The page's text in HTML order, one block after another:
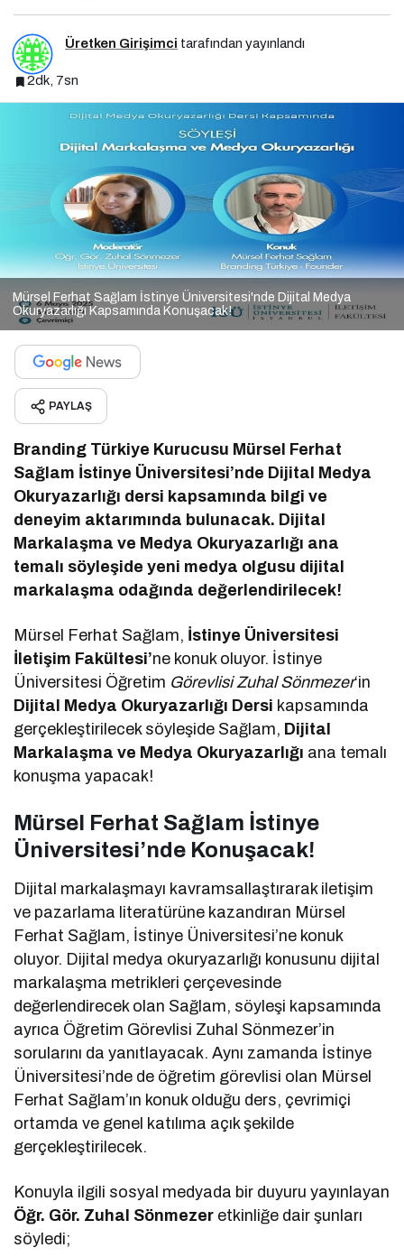
Üretken Girişimci tarafından yayınlandı
2dk, 7sn
Mürsel Ferhat Sağlam İstinye Üniversitesi'nde Dijital Medya
Okuryazarlığı Kapsamında Konuşacak!
PAYLAŞ
Branding Türkiye Kurucusu Mürsel Ferhat
Sağlam İstinye Üniversitesi’nde Dijital Medya
Okuryazarlığı dersi kapsamında bilgi ve
deneyim aktarımında bulunacak. Dijital
Markalaşma ve Medya Okuryazarlığı ana
temalı söyleşide yeni medya olgusu dijital
markalaşma odağında değerlendirilecek!
Mürsel Ferhat Sağlam, İstinye Üniversitesi
İletişim Fakültesi’ne konuk oluyor. İstinye
Üniversitesi Öğretim Görevlisi Zuhal Sönmezer‘in
Dijital Medya Okuryazarlığı Dersi kapsamında
gerçekleştirilecek söyleşide Sağlam, Dijital
Markalaşma ve Medya Okuryazarlığı ana temalı
konuşma yapacak!
Mürsel Ferhat Sağlam İstinye
Üniversitesi’nde Konuşacak!
Dijital markalaşmayı kavramsallaştırarak iletişim
ve pazarlama literatürüne kazandıran Mürsel
Ferhat Sağlam, İstinye Üniversitesi’ne konuk
oluyor. Dijital medya okuryazarlığı konusunu dijital
markalaşma metrikleri çerçevesinde
değerlendirecek olan Sağlam, söyleşi kapsamında
ayrıca Öğretim Görevlisi Zuhal Sönmezer’in
sorularını da yanıtlayacak. Aynı zamanda İstinye
Üniversitesi’nde de öğretim görevlisi olan Mürsel
Ferhat Sağlam’ın konuk olduğu ders, çevrimiçi
ortamda ve genel katılıma açık şekilde
gerçekleştirilecek.
Konuyla ilgili sosyal medyada bir duyuru yayınlayan
Öğr. Gör. Zuhal Sönmezer etkinliğe dair şunları
söyledi;